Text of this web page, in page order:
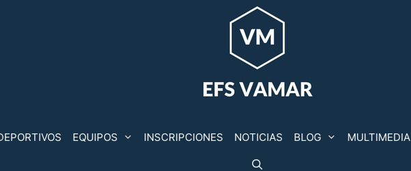
EQUIPOS INSCRIPCIONES NOTICIAS BLOG MULTIMEDIA